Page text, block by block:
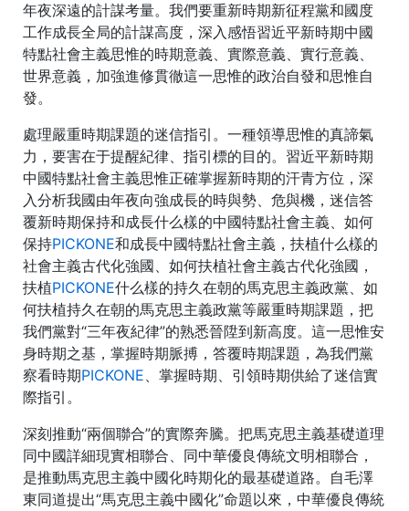
年夜深遠的計謀考量。我們要重新時期新征程黨和國度
工作成長全局的計謀高度，深入感悟習近平新時期中國
特點社會主義思惟的時期意義、實際意義、實行意義、
世界意義，加強進修貫徹這一思惟的政治自發和思惟自
發。
處理嚴重時期課題的迷信指引。一種領導思惟的真諦氣
力，要害在于提醒紀律、指引標的目的。習近平新時期
中國特點社會主義思惟正確掌握新時期的汗青方位，深
入分析我國由年夜向強成長的時與勢、危與機，迷信答
覆新時期保持和成長什么樣的中國特點社會主義、如何
保持PICKONE和成長中國特點社會主義，扶植什么樣的
社會主義古代化強國、如何扶植社會主義古代化強國，
扶植PICKONE什么樣的持久在朝的馬克思主義政黨、如
何扶植持久在朝的馬克思主義政黨等嚴重時期課題，把
我們黨對“三年夜紀律”的熟悉晉陞到新高度。這一思惟安
身時期之基，掌握時期脈搏，答覆時期課題，為我們黨
察看時期PICKONE、掌握時期、引領時期供給了迷信實
際指引。
深刻推動“兩個聯合”的實際奔騰。把馬克思主義基礎道理
同中國詳細現實相聯合、同中華優良傳統文明相聯合，
是推動馬克思主義中國化時期化的最基礎道路。自毛澤
東同道提出“馬克思主義中國化”命題以來，中華優良傳統